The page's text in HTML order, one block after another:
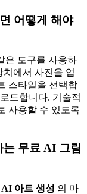
어떻게 해야
은 도구를 사용하
치에서 사진을 업
스타일을 선택합
드합니다. 기술적
사용할 수 있도록
무료 AI 그림
AI 아트 생성 의 마